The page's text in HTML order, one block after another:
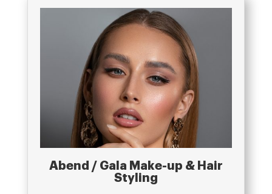
Abend / Gala Make-up & Hair
Styling